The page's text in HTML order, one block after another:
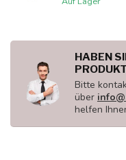
HABEN
Bitte
über
helfen